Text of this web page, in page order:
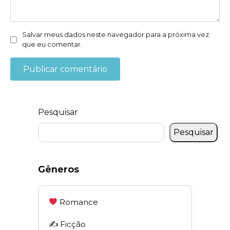
Salvar meus dados neste navegador para a próxima vez
que eu comentar.
Pesquisar
Pesquisar
Gêneros
Romance
✍️ Ficção